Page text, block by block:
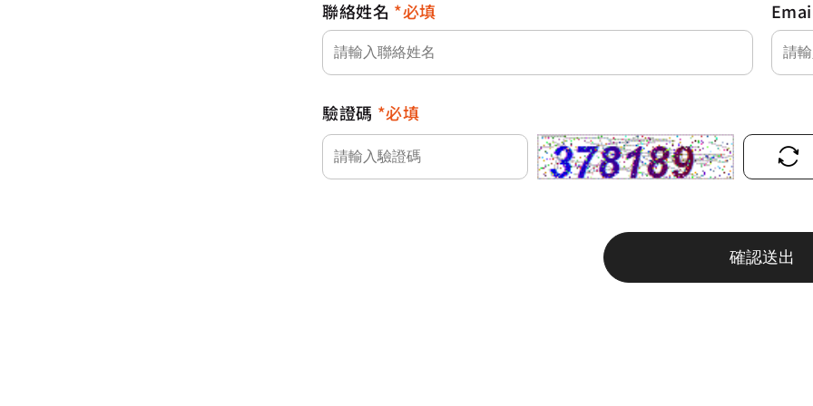
聯絡姓名 必填
驗證碼 必填
確認送出